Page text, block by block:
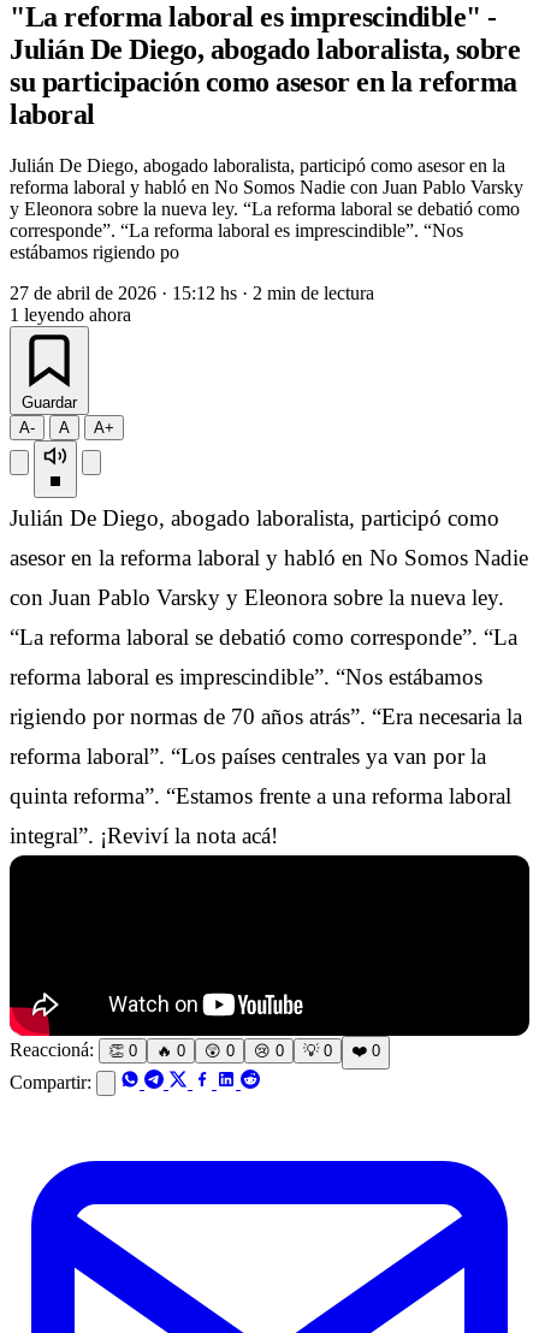
"La reforma laboral es imprescindible" -
Julián De Diego, abogado laboralista, sobre
su participación como asesor en la reforma
laboral
Julián De Diego, abogado laboralista, participó como asesor en la
reforma laboral y habló en No Somos Nadie con Juan Pablo Varsky
y Eleonora sobre la nueva ley. “La reforma laboral se debatió como
corresponde”. “La reforma laboral es imprescindible”. “Nos
estábamos rigiendo po
27 de abril de 2026 · 15:12 hs · 2 min de lectura
1 leyendo ahora
Guardar
A-
A A+
Julián De Diego, abogado laboralista, participó como
asesor en la reforma laboral y habló en No Somos Nadie
con Juan Pablo Varsky y Eleonora sobre la nueva ley.
“La reforma laboral se debatió como corresponde”. “La
reforma laboral es imprescindible”. “Nos estábamos
rigiendo por normas de 70 años atrás”. “Era necesaria la
reforma laboral”. “Los países centrales ya van por la
quinta reforma”. “Estamos frente a una reforma laboral
integral”. ¡Reviví la nota acá!
Reaccioná: 👏 0 🔥 0 😲 0 😢 0 💡 0 ❤️ 0
Compartir: